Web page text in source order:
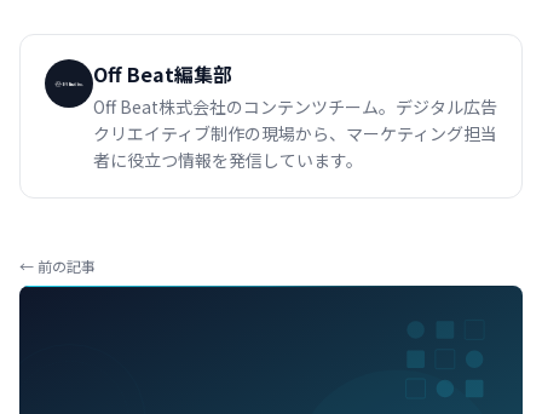
Off Beat編集部
Off Beat株式会社のコンテンツチーム。デジタル広告
クリエイティブ制作の現場から、マーケティング担当
者に役立つ情報を発信しています。
← 前の記事